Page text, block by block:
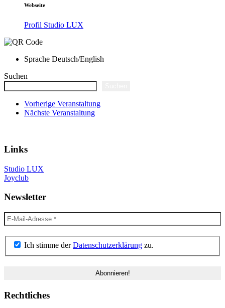
Webseite
Profil Studio LUX
Sprache Deutsch/English
Suchen
Vorherige Veranstaltung
Nächste Veranstaltung
Links
Studio LUX
Joyclub
Newsletter
Ich stimme derDatenschutzerklärung zu.
Rechtliches